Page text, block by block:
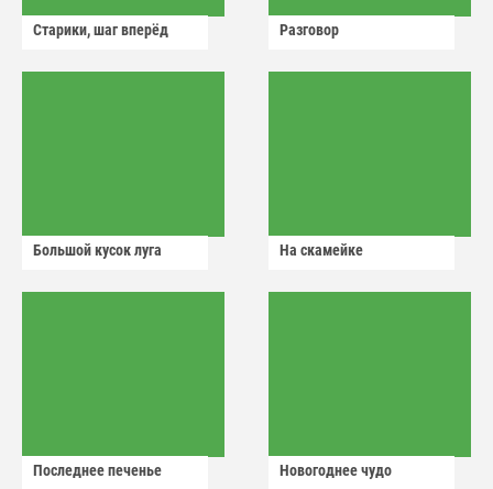
Старики, шаг вперёд Разговор
Большой кусок луга На скамейке
Последнее печенье Новогоднее чудо